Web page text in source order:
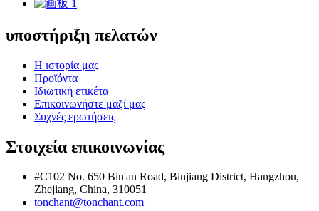
υποστήριξη πελατών
Η ιστορία μας
Προϊόντα
Ιδιωτική ετικέτα
Επικοινωνήστε μαζί μας
Συχνές ερωτήσεις
Στοιχεία επικοινωνίας
#C102 No. 650 Bin'an Road, Binjiang District, Hangzhou,
Zhejiang, China, 310051
tonchant@tonchant.com